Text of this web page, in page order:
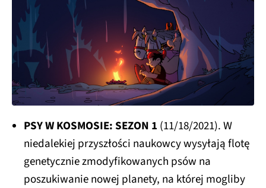
PSY W KOSMOSIE: SEZON 1 (11/18/2021). W
niedalekiej przyszłości naukowcy wysyłają flotę
genetycznie zmodyfikowanych psów na
poszukiwanie nowej planety, na której mogliby